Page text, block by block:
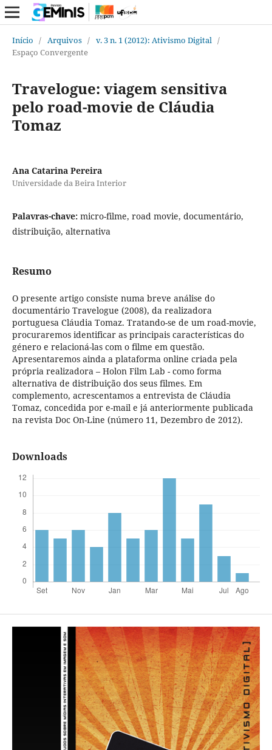
Início / Arquivos / v. 3 n. 1 (2012): Ativismo Digital /
Espaço Convergente
Travelogue: viagem sensitiva
pelo road-movie de Cláudia
Tomaz
Ana Catarina Pereira
Universidade da Beira Interior
Palavras-chave: micro-filme, road movie, documentário,
distribuição, alternativa
Resumo
O presente artigo consiste numa breve análise do
documentário Travelogue (2008), da realizadora
portuguesa Cláudia Tomaz. Tratando-se de um road-movie,
procuraremos identificar as principais características do
género e relacioná-las com o filme em questão.
Apresentaremos ainda a plataforma online criada pela
própria realizadora – Holon Film Lab - como forma
alternativa de distribuição dos seus filmes. Em
complemento, acrescentamos a entrevista de Cláudia
Tomaz, concedida por e-mail e já anteriormente publicada
na revista Doc On-Line (número 11, Dezembro de 2012).
Downloads